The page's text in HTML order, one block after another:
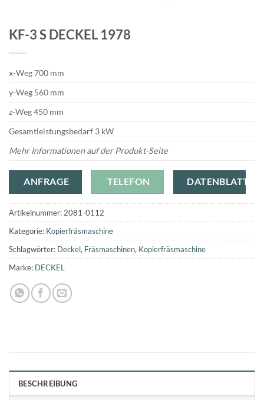
KF-3 S DECKEL 1978
x-Weg 700 mm
y-Weg 560 mm
z-Weg 450 mm
Gesamtleistungsbedarf 3 kW
Mehr Informationen auf der Produkt-Seite
ANFRAGE TELEFON DATENBLATT
Artikelnummer: 2081-0112
Kategorie: Kopierfräsmaschine
Schlagwörter: Deckel, Fräsmaschinen, Kopierfräsmaschine
Marke: DECKEL
BESCHREIBUNG